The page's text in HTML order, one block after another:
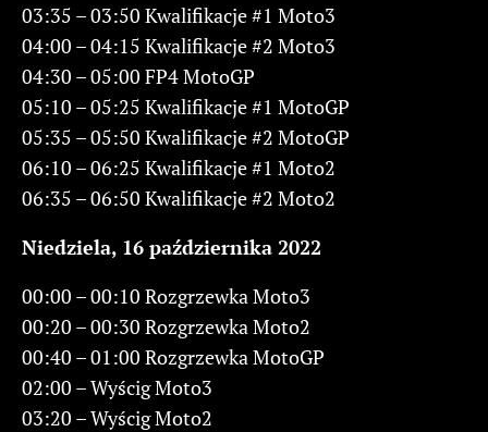
03:35 – 03:50 Kwalifikacje #1 Moto3
04:00 – 04:15 Kwalifikacje #2 Moto3
04:30 – 05:00 FP4 MotoGP
05:10 – 05:25 Kwalifikacje #1 MotoGP
05:35 – 05:50 Kwalifikacje #2 MotoGP
06:10 – 06:25 Kwalifikacje #1 Moto2
06:35 – 06:50 Kwalifikacje #2 Moto2
Niedziela, 16 października 2022
00:00 – 00:10 Rozgrzewka Moto3
00:20 – 00:30 Rozgrzewka Moto2
00:40 – 01:00 Rozgrzewka MotoGP
02:00 – Wyścig Moto3
03:20 – Wyścig Moto2